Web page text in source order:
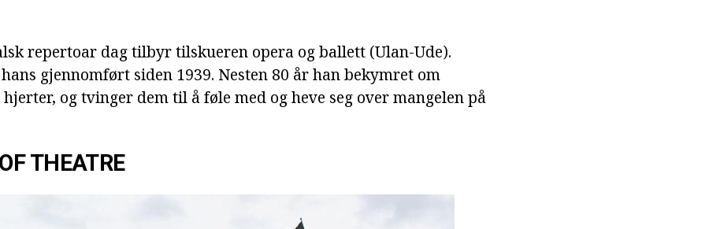
repertoar dag tilbyr tilskueren opera og ballett (Ulan-Ude).
gjennomført siden 1939. Nesten 80 år han bekymret om
hjerter, og tvinger dem til å føle med og heve seg over mangelen på
THEATRE